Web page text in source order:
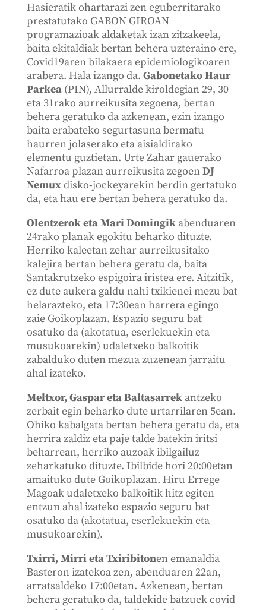
Hasieratik ohartarazi zen eguberritarako
prestatutako GABON GIROAN
programazioak aldaketak izan zitzakeela,
baita ekitaldiak bertan behera uzteraino ere,
Covid19aren bilakaera epidemiologikoaren
arabera. Hala izango da. Gabonetako Haur
Parkea(PIN), Allurralde kiroldegian 29, 30
eta 31rako aurreikusita zegoena, bertan
behera geratuko da azkenean, ezin izango
baita erabateko segurtasuna bermatu
haurren jolaserako eta aisialdirako
elementu guztietan. Urte Zahar gauerako
Nafarroa plazan aurreikusita zegoenDJ
Nemuxdisko-jockeyarekin berdin gertatuko
da, eta hau ere bertan behera geratuko da.
Olentzerok eta Mari Domingikabenduaren
24rako planak egokitu beharko dituzte.
Herriko kaleetan zehar aurreikusitako
kalejira bertan behera geratu da, baita
Santakrutzeko espigoira iristea ere. Aitzitik,
ez dute aukera galdu nahi txikienei mezu bat
helarazteko, eta 17:30ean harrera egingo
zaie Goikoplazan. Espazio seguru bat
osatuko da (akotatua, eserlekuekin eta
musukoarekin) udaletxeko balkoitik
zabalduko duten mezua zuzenean jarraitu
ahal izateko.
Meltxor, Gaspar eta Baltasarrekantzeko
zerbait egin beharko dute urtarrilaren 5ean.
Ohiko kabalgata bertan behera geratu da, eta
herrira zaldiz eta paje talde batekin iritsi
beharrean, herriko auzoak ibilgailuz
zeharkatuko dituzte. Ibilbide hori 20:00etan
amaituko dute Goikoplazan. Hiru Errege
Magoak udaletxeko balkoitik hitz egiten
entzun ahal izateko espazio seguru bat
osatuko da (akotatua, eserlekuekin eta
musukoarekin).
Txirri, Mirri eta Txiribitonen emanaldia
Basteron izatekoa zen, abenduaren 22an,
arratsaldeko 17:00etan. Azkenean, bertan
behera geratuko da, taldekide batzuek covid